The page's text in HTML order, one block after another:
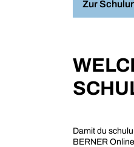
Zur
Damit du
BERNER